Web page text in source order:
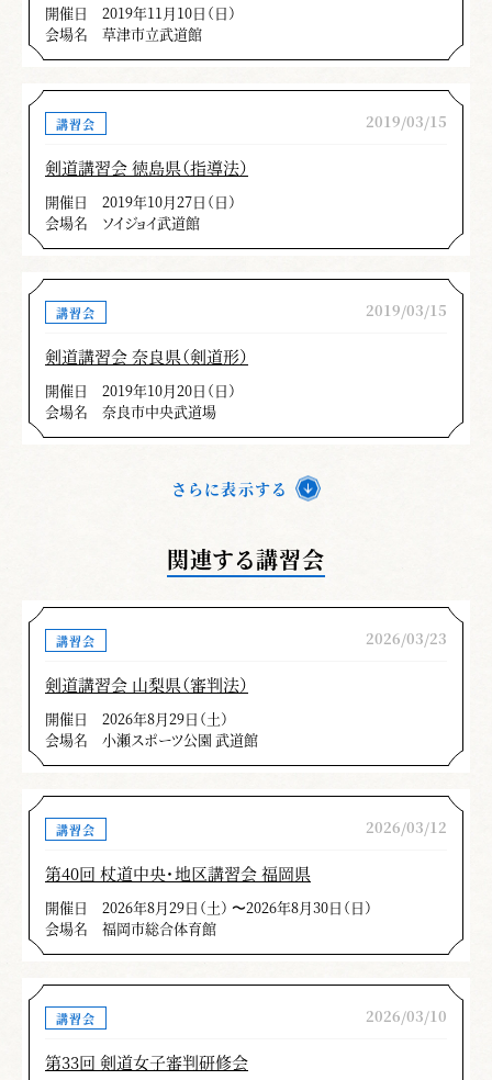
開催日
2019年11月10日（日）
会場名
草津市立武道館
講習会 2019/03/15
剣道講習会 徳島県（指導法）
開催日
2019年10月27日（日）
会場名
ソイジョイ武道館
講習会 2019/03/15
剣道講習会 奈良県（剣道形）
開催日
2019年10月20日（日）
会場名
奈良市中央武道場
さらに表示する
関連する講習会
講習会 2026/03/23
剣道講習会 山梨県（審判法）
開催日
2026年8月29日（土）
会場名
小瀬スポーツ公園 武道館
講習会 2026/03/12
第40回 杖道中央・地区講習会 福岡県
開催日
2026年8月29日（土） 〜2026年8月30日（日）
会場名
福岡市総合体育館
講習会 2026/03/10
第33回 剣道女子審判研修会